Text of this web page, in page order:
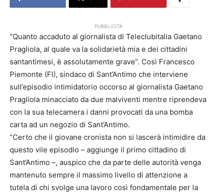
PUBBLICITÀ
“Quanto accaduto al giornalista di Teleclubitalia Gaetano
Pragliola, al quale va la solidarietà mia e dei cittadini
santantimesi, è assolutamente grave”. Così Francesco
Piemonte (FI), sindaco di Sant’Antimo che interviene
sull’episodio intimidatorio occorso al giornalista Gaetano
Pragliola minacciato da due malviventi mentre riprendeva
con la sua telecamera i danni provocati da una bomba
carta ad un negozio di Sant’Antimo.
“Certo che il giovane cronista non si lascerà intimidire da
questo vile episodio – aggiunge il primo cittadino di
Sant’Antimo –, auspico che da parte delle autorità venga
mantenuto sempre il massimo livello di attenzione a
tutela di chi svolge una lavoro così fondamentale per la